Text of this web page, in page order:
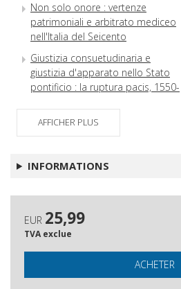
Non solo onore : vertenze
patrimoniali e arbitrato mediceo
nell'Italia del Seicento
Giustizia consuetudinaria e
giustizia d'apparato nello Stato
pontificio : la ruptura pacis, 1550-
Nostalgia della pace
nell'iconografia militare moderna
violence comme contrat social
Nemici intimi : autorità
principesche, faide nobiliarie
condizioni della pace nella
Germania del tardo medioevo
La acción de justicia en la España
AFFICHER PLUS
INFORMATIONS
EUR 25,99
TVA exclue
ACHETER